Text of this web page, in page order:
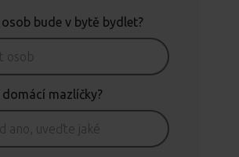
bude v bytě bydlet?
mazlíčky?